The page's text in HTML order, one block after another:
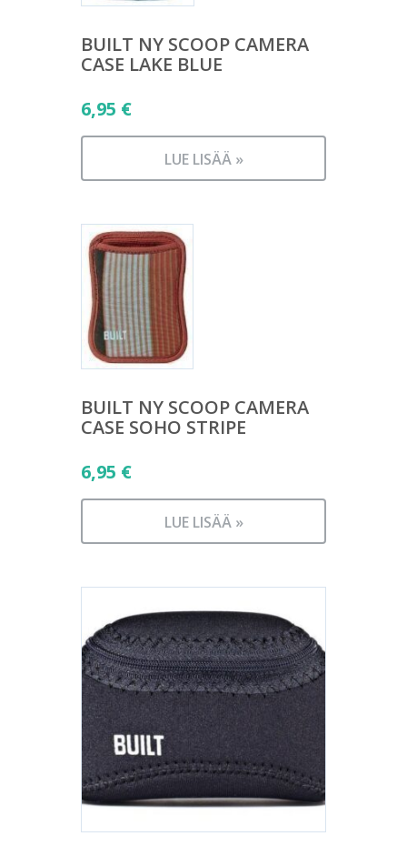
BUILT NY SCOOP CAMERA
CASE LAKE BLUE
6,95 €
LUE LISÄÄ »
BUILT NY SCOOP CAMERA
CASE SOHO STRIPE
6,95 €
LUE LISÄÄ »